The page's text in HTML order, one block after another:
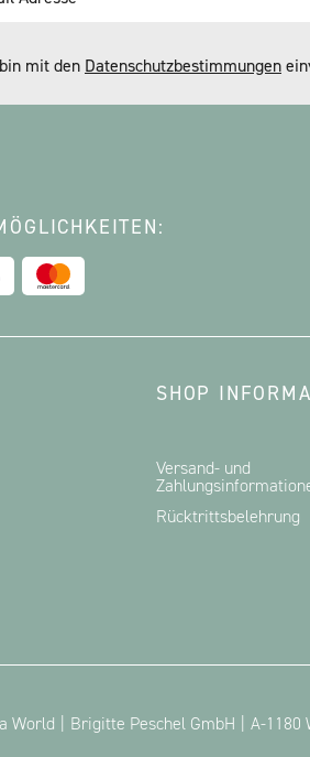
mit den Datenschutzbestimmungen
SHOP
Versand- und
Rücktrittsbelehrung
World Brigitte Peschel GmbH A-1180